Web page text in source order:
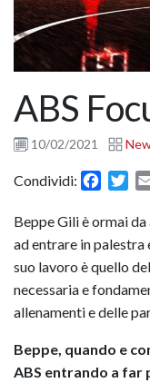
ABS
10/02/2021
Condividi:
Beppe Gili è ormai
ad entrare in palestra
suo lavoro è quello
necessaria e
allenamenti e delle
Beppe, quando e
ABS entrando a far